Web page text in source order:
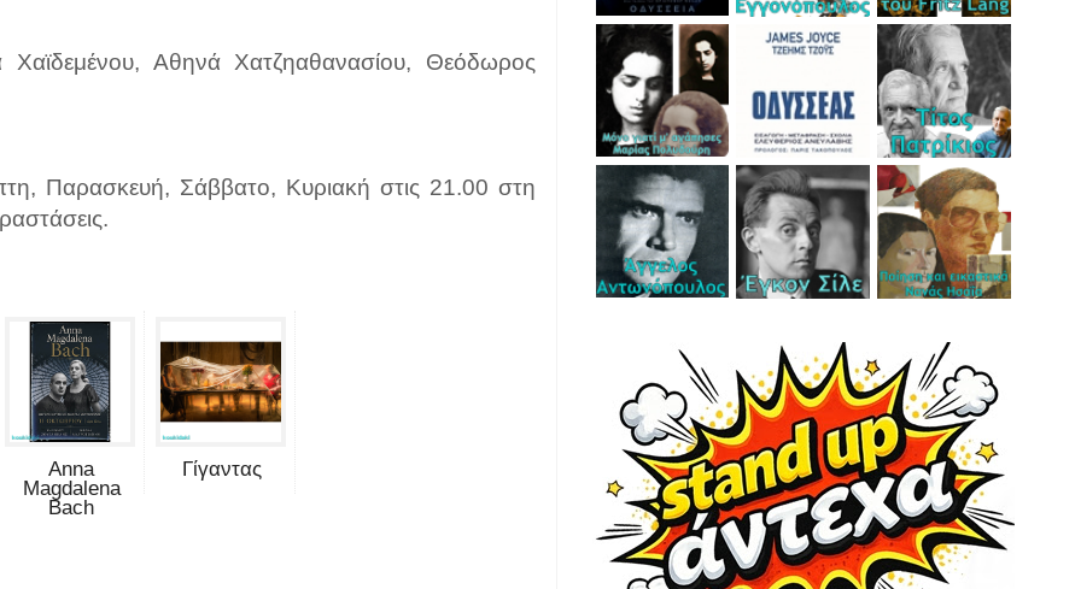
Αθηνά Χατζηαθανασίου, Θεόδωρος
Παρασκευή, Σάββατο, Κυριακή στις 21.00 στη
Anna
Magdalena
Bach
Γίγαντας